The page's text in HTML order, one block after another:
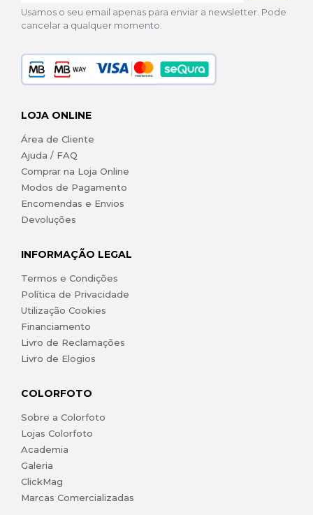
Usamos o seu email apenas para enviar a newsletter. Pode
cancelar a qualquer momento.
LOJA ONLINE
Área de Cliente
Ajuda / FAQ
Comprar na Loja Online
Modos de Pagamento
Encomendas e Envios
Devoluções
INFORMAÇÃO LEGAL
Termos e Condições
Política de Privacidade
Utilização Cookies
Financiamento
Livro de Reclamações
Livro de Elogios
COLORFOTO
Sobre a Colorfoto
Lojas Colorfoto
Academia
Galeria
ClickMag
Marcas Comercializadas